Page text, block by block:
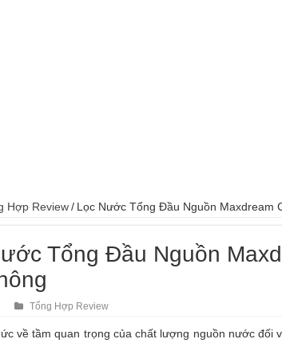
Hợp Review/ Lọc Nước Tổng Đầu Nguồn Maxdream
Tổng Đầu Nguồn
Tổng Hợp Review
về tầm quan trọng của chất lượng nguồn nước đối